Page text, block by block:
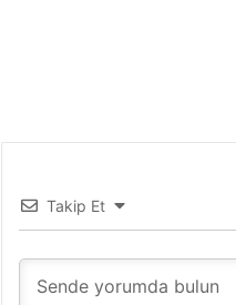
Takip Et